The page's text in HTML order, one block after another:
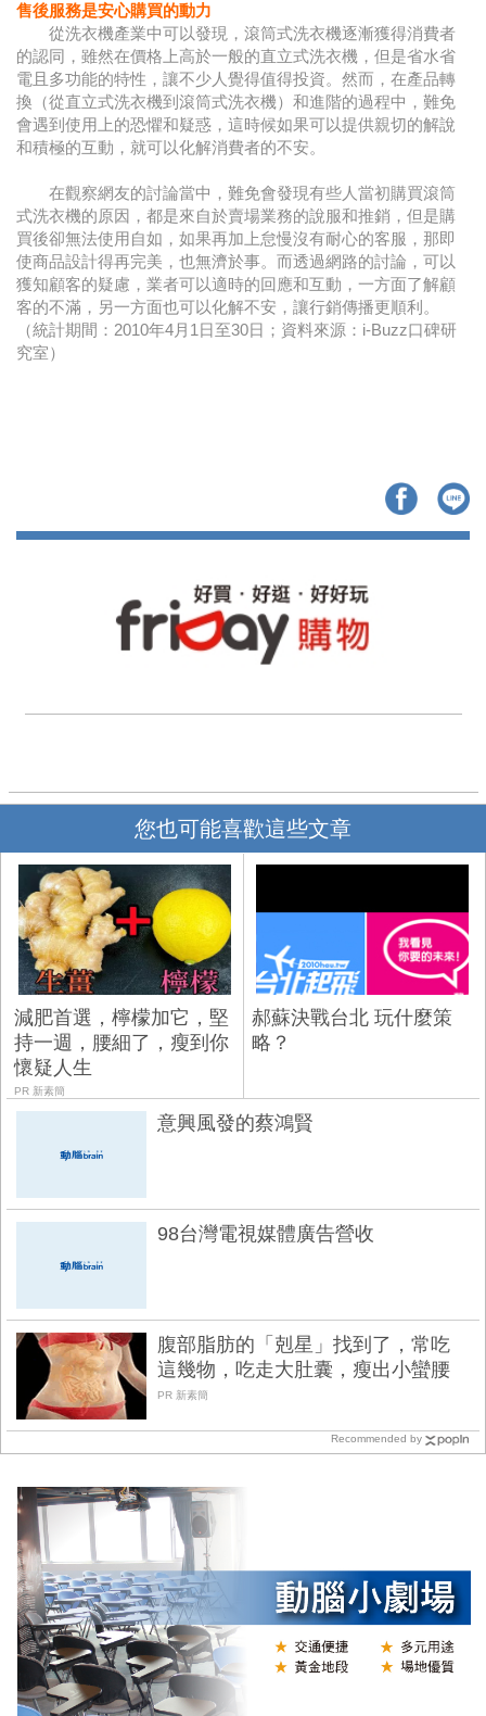
售後服務是安心購買的動力
從洗衣機產業中可以發現，滾筒式洗衣機逐漸獲得消費者
的認同，雖然在價格上高於一般的直立式洗衣機，但是省水省
電且多功能的特性，讓不少人覺得值得投資。然而，在產品轉
換（從直立式洗衣機到滾筒式洗衣機）和進階的過程中，難免
會遇到使用上的恐懼和疑惑，這時候如果可以提供親切的解說
和積極的互動，就可以化解消費者的不安。
在觀察網友的討論當中，難免會發現有些人當初購買滾筒
式洗衣機的原因，都是來自於賣場業務的說服和推銷，但是購
買後卻無法使用自如，如果再加上怠慢沒有耐心的客服，那即
使商品設計得再完美，也無濟於事。而透過網路的討論，可以
獲知顧客的疑慮，業者可以適時的回應和互動，一方面了解顧
客的不滿，另一方面也可以化解不安，讓行銷傳播更順利。
（統計期間：2010年4月1日至30日；資料來源：i-Buzz口碑研
究室）
您也可能喜歡這些文章
減肥首選，檸檬加它，堅
持一週，腰細了，瘦到你
懷疑人生
PR 新素簡
郝蘇決戰台北 玩什麼策
略？
意興風發的蔡鴻賢
98台灣電視媒體廣告營收
腹部脂肪的「剋星」找到了，常吃
這幾物，吃走大肚囊，瘦出小蠻腰
PR 新素簡
Recommended by